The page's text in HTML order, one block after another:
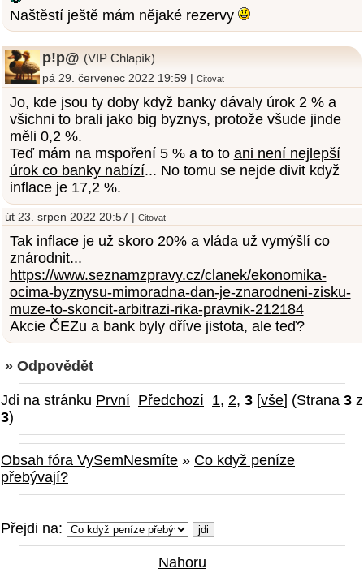
Naštěstí ještě mám nějaké rezervy
p!p@ (VIP Chlapík)
pá 29. červenec 2022 19:59 |Citovat
Jo, kde jsou ty doby když banky dávaly úrok 2 % a
všichni to brali jako big byznys, protože všude jinde
měli 0,2 %.
Teď mám na mspoření 5 % a to to ani není nejlepší
úrok co banky nabízí... No tomu se nejde divit když
inflace je 17,2 %.
út 23. srpen 2022 20:57 | Citovat
Tak inflace je už skoro 20% a vláda už vymýšlí co
znárodnit...
https://www.seznamzpravy.cz/clanek/ekonomika-
ocima-byznysu-mimoradna-dan-je-znarodneni-zisku-
muze-to-skoncit-arbitrazi-rika-pravnik-212184
Akcie ČEZu a bank byly dříve jistota, ale teď?
» Odpovědět
Jdi na stránku První Předchozí 1, 2, 3 [vše] (Strana 3 z
3)
Obsah fóra VySemNesmíte » Co když peníze
přebývají?
Přejdi na:
Nahoru